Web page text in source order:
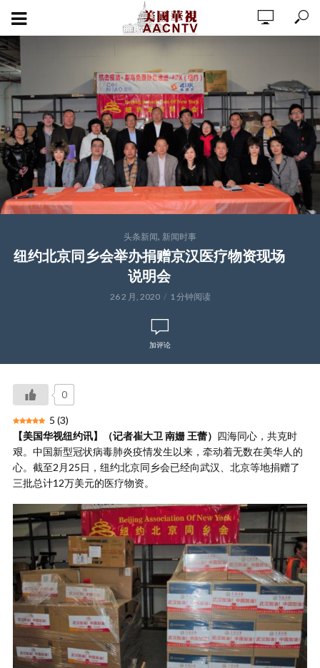
头条新闻, 新闻时事
纽约北京同乡会举办捐赠京汉医疗物资现场
说明会
26 2 月, 2020 1 分钟阅读
加评论
0
5 (3)
【美国华视纽约讯】（记者崔大卫 南姗 王蕾） 四海同心，共克时
艰。中国新型冠状病毒肺炎疫情发生以来，牵动着无数在美华人的
心。截至2月25日，纽约北京同乡会已经向武汉、北京等地捐赠了
三批总计12万美元的医疗物资。